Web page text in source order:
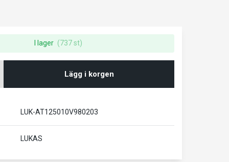
I lager (737 st)
Lägg i korgen
LUK-AT125010V980203
LUKAS